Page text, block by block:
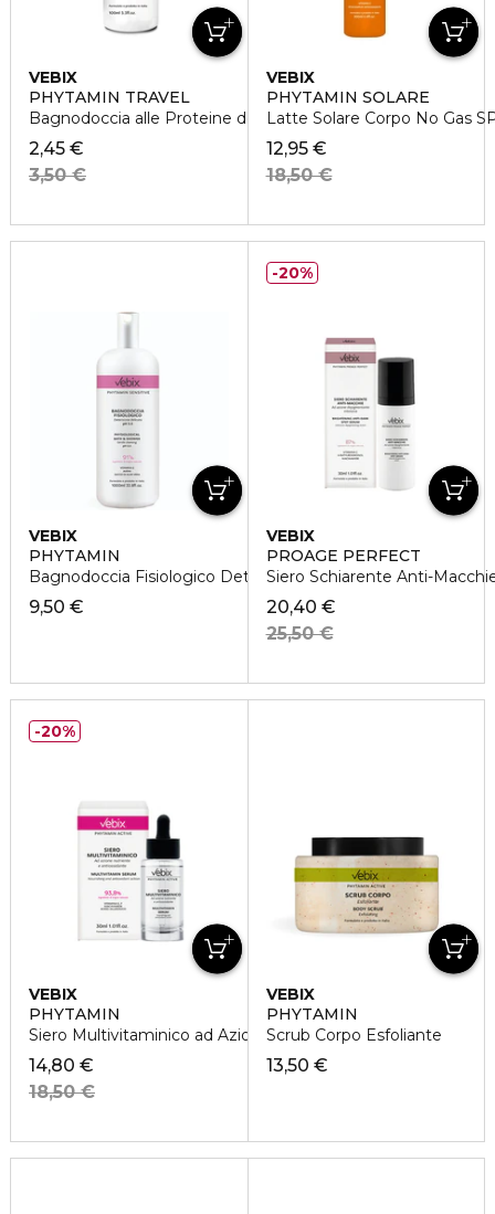
VEBIX
PHYTAMIN TRAVEL
Bagnodoccia alle Proteine del Latte
2,45 €
3,50 €
VEBIX
PHYTAMIN SOLARE
Latte Solare Corpo No Gas
12,95 €
18,50 €
VEBIX
PHYTAMIN
Bagnodoccia Fisiologico Detersione Delicata pH 5.5
9,50 €
VEBIX
PROAGE PERFECT
Siero Schiarente Anti-
20,40 €
25,50 €
20%
VEBIX
PHYTAMIN
Siero Multivitaminico ad Azione Nutriente e Antiossidante
14,80 €
18,50 €
20%
VEBIX
PHYTAMIN
Scrub Corpo Esfoliante
13,50 €